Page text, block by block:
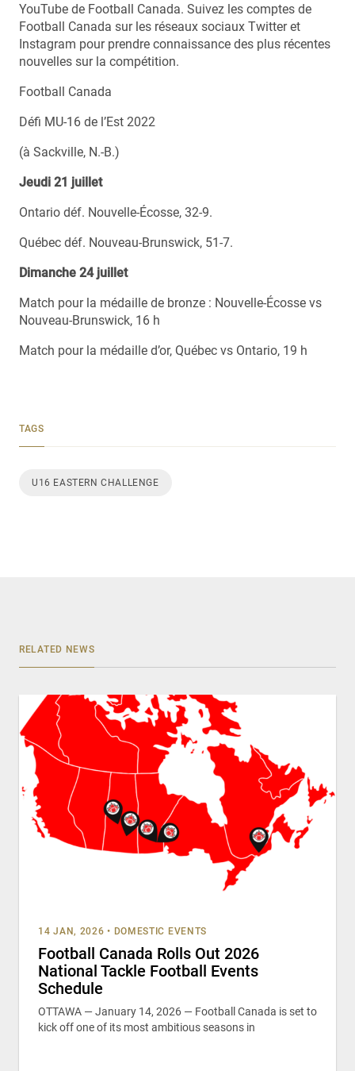
YouTube de Football Canada. Suivez les comptes de
Football Canada sur les réseaux sociaux Twitter et
Instagram pour prendre connaissance des plus récentes
nouvelles sur la compétition.
Football Canada
Défi MU-16 de l’Est 2022
(à Sackville, N.-B.)
Jeudi 21 juillet
Ontario déf. Nouvelle-Écosse, 32-9.
Québec déf. Nouveau-Brunswick, 51-7.
Dimanche 24 juillet
Match pour la médaille de bronze : Nouvelle-Écosse vs
Nouveau-Brunswick, 16 h
Match pour la médaille d’or, Québec vs Ontario, 19 h
TAGS
U16 EASTERN CHALLENGE
RELATED NEWS
14 JAN, 2026 • DOMESTIC EVENTS
Football Canada Rolls Out 2026
National Tackle Football Events
Schedule
OTTAWA — January 14, 2026 — Football Canada is set to
kick off one of its most ambitious seasons in